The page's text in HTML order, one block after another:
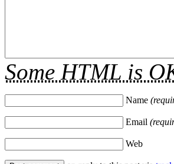
Some HTML is
Name
Email
Web